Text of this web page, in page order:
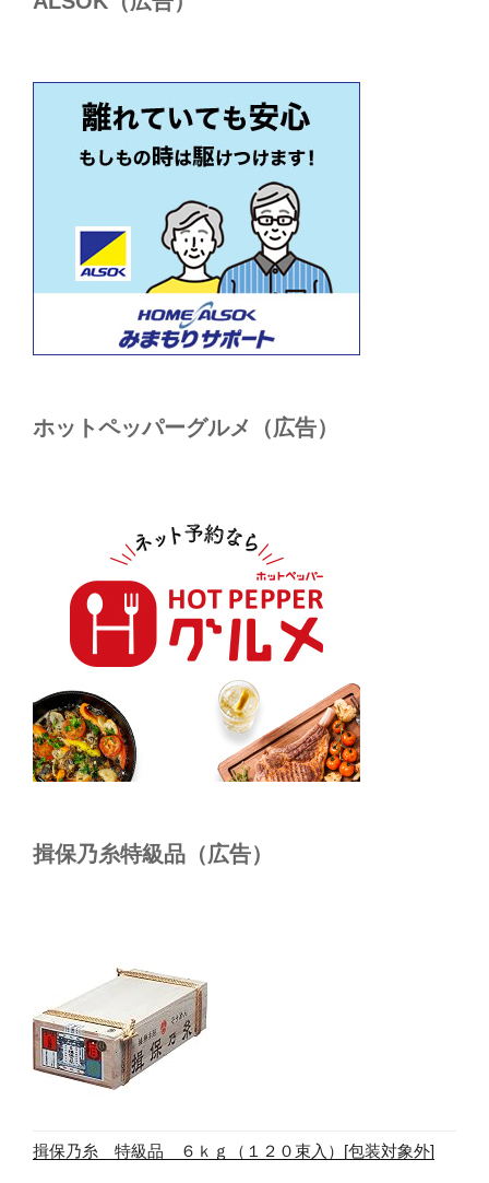
ホットペッパーグルメ（広告）
揖保乃糸特級品（広告）
揖保乃糸 特級品 ６ｋｇ（１２０束入）[包装対象外]